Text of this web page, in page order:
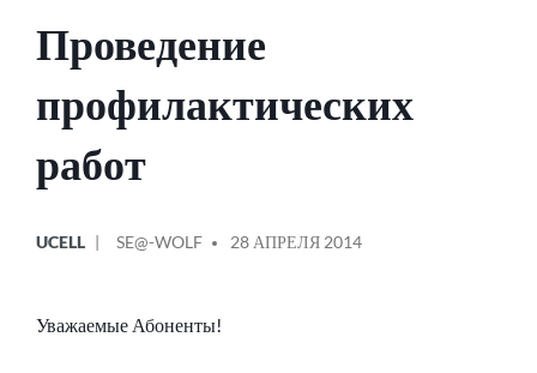
Проведение
профилактических
работ
В
UCELL
ОТ
SE@-WOLF 28 АПРЕЛЯ 2014
Уважаемые Абоненты!